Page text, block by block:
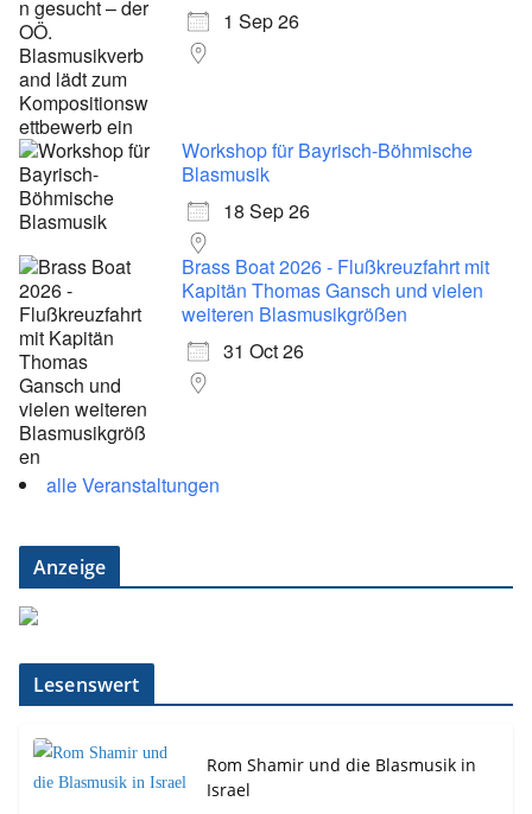
1 Sep 26
Workshop für Bayrisch-Böhmische
Blasmusik
18 Sep 26
Brass Boat 2026 - Flußkreuzfahrt mit
Kapitän Thomas Gansch und vielen
weiteren Blasmusikgrößen
31 Oct 26
alle Veranstaltungen
Anzeige
Lesenswert
Rom Shamir und die Blasmusik in
Israel